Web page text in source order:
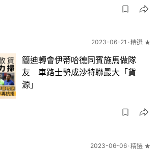
2023-06-21 精選 ★
簡迪轉會伊蒂哈德同賓施馬做隊
友 車路士勢成沙特聯最大「貨
源」
2023-06-06 精選 ★